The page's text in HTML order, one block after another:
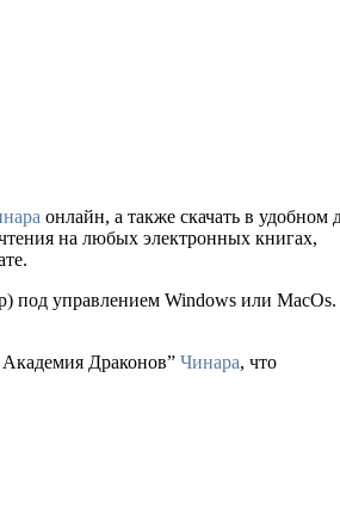
онлайн, а также скачать в удобном
на любых электронных книгах,
под управлением Windows или
Академия Драконов” Чинара, что